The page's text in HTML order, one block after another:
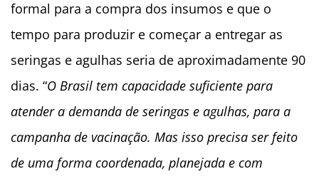
formal para a compra dos insumos e que o
tempo para produzir e começar a entregar as
seringas e agulhas seria de aproximadamente 90
dias. “O Brasil tem capacidade suficiente para
atender a demanda de seringas e agulhas, para a
campanha de vacinação. Mas isso precisa ser feito
de uma forma coordenada, planejada e com